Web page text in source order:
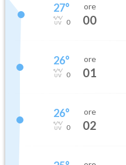
27°
0
ore
00
26°
0
ore
01
26°
0
ore
02